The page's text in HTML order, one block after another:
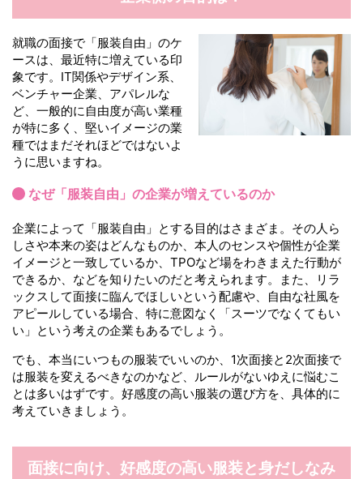
就職の面接で「服装自由」のケ
ースは、最近特に増えている印
象です。IT関係やデザイン系、
ベンチャー企業、アパレルな
ど、一般的に自由度が高い業種
が特に多く、堅いイメージの業
種ではまだそれほどではないよ
うに思いますね。
なぜ「服装自由」の企業が増えているのか
企業によって「服装自由」とする目的はさまざま。その人ら
しさや本来の姿はどんなものか、本人のセンスや個性が企業
イメージと一致しているか、TPOなど場をわきまえた行動が
できるか、などを知りたいのだと考えられます。また、リラ
ックスして面接に臨んでほしいという配慮や、自由な社風を
アピールしている場合、特に意図なく「スーツでなくてもい
い」という考えの企業もあるでしょう。
でも、本当にいつもの服装でいいのか、1次面接と2次面接で
は服装を変えるべきなのかなど、ルールがないゆえに悩むこ
とは多いはずです。好感度の高い服装の選び方を、具体的に
考えていきましょう。
面接に向け、 好感度の高い服装と身だしなみ